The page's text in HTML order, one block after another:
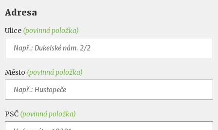
Adresa
Ulice (povinná položka)
Město (povinná položka)
PSČ (povinná položka)